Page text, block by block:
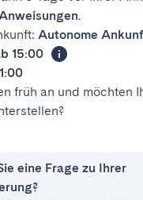
.
Autonome
15:00
früh an und möchten
eine Frage zu Ihrer